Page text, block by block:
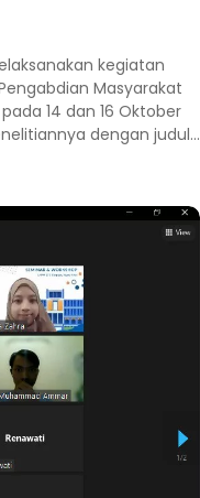
kegiatan
Masyarakat
14 dan 16 Oktober
dengan judul...